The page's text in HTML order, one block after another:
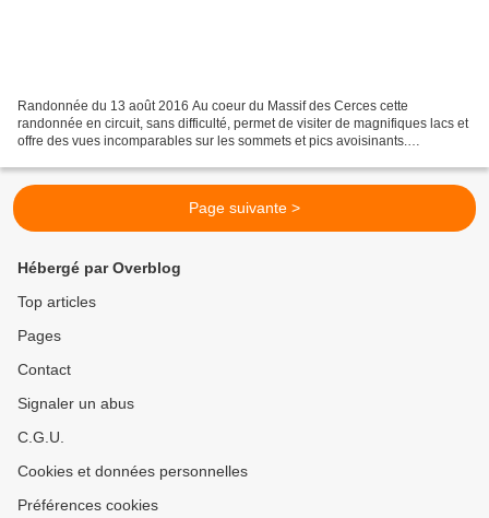
Randonnée du 13 août 2016 Au coeur du Massif des Cerces cette
randonnée en circuit, sans difficulté, permet de visiter de magnifiques lacs et
offre des vues incomparables sur les sommets et pics avoisinants.
Page suivante >
Hébergé par Overblog
Top articles
Pages
Contact
Signaler un abus
C.G.U.
Cookies et données personnelles
Préférences cookies